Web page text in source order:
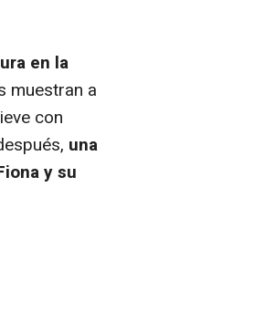
en la
muestran a
con
una
y su